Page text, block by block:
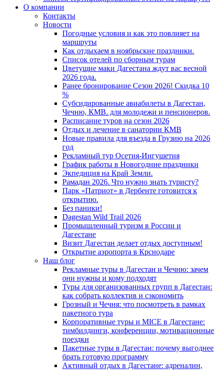
О компании
Контакты
Новости
Погодные условия и как это повлияет на
маршруты
Как отдыхаем в ноябрьские праздники.
Список отелей по сборным турам
Цветущие маки Дагестана ждут вас весной
2026 года.
Ранее бронирование Сезон 2026! Скидка 10
%
Субсидированные авиабилеты в Дагестан,
Чечню, КМВ. для молодежи и пенсионеров.
Расписание туров на сезон 2026
Отдых и лечение в санатории КМВ
Новые правила для въезда в Грузию на 2026
год
Рекламный тур Осетия-Ингушетия
График работы в Новогодние праздники
Экпедиция на Край Земли.
Рамадан 2026. Что нужно знать туристу?
Парк «Патриот» в Дербенте готовится к
открытию.
Без паники!
Dagestan Wild Trail 2026
Промышленный туризм в России и
Дагестане
Визит Дагестан делает отдых доступным!
Открытие аэропорта в Крснодаре
Наш блог
Рекламные туры в Дагестан и Чечню: зачем
они нужны и кому подходят
Туры для организованных групп в Дагестан:
как собрать коллектив и сэкономить
Грозный и Чечня: что посмотреть в рамках
пакетного тура
Корпоративные туры и MICE в Дагестане:
тимбилдинги, конференции, мотивационные
поездки
Пакетные туры в Дагестан: почему выгоднее
брать готовую программу
Активный отдых в Дагестане: адреналин,